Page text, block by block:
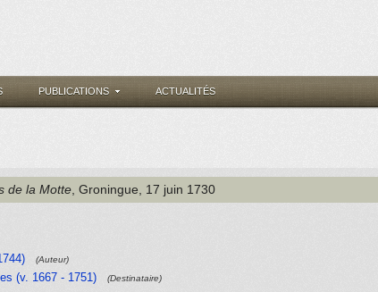
PUBLICATIONS ACTUALITÉS
de la Motte , Groningue , 17 juin 1730
(Auteur)
(v. 1667 - 1751) (Destinataire)